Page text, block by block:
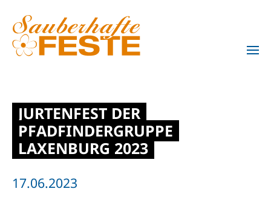
Zum Hauptinhalt springen
JURTENFEST DER
PFADFINDERGRUPPE
LAXENBURG 2023
17.06.2023